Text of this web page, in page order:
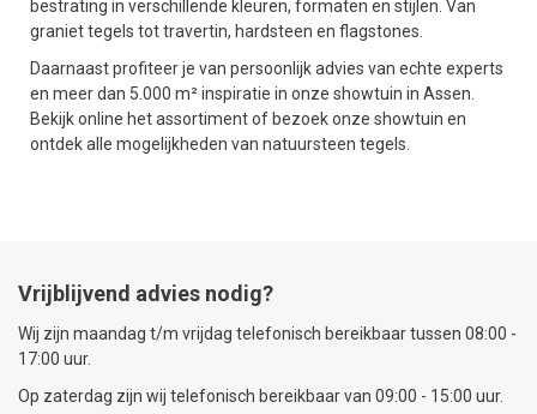
bestrating in verschillende kleuren, formaten en stijlen. Van
graniet tegels tot travertin, hardsteen en flagstones.
Daarnaast profiteer je van persoonlijk advies van echte experts
en meer dan 5.000 m² inspiratie in onze showtuin in Assen.
Bekijk online het assortiment of bezoek onze showtuin en
ontdek alle mogelijkheden van natuursteen tegels.
Vrijblijvend advies nodig?
Wij zijn maandag t/m vrijdag telefonisch bereikbaar tussen 08:00 -
17:00 uur.
Op zaterdag zijn wij telefonisch bereikbaar van 09:00 - 15:00 uur.